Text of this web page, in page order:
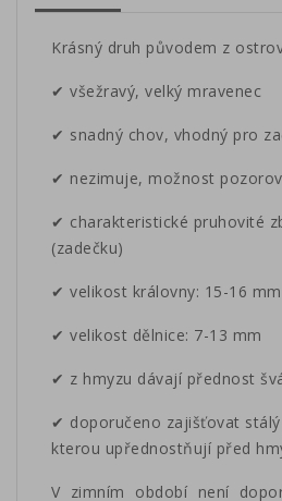
Krásný druh původem z
✔ všežravý, velký mravenec
✔ snadný chov, vhodný pro
✔ nezimuje, možnost
✔ charakteristické pruhovité
(zadečku)
✔ velikost královny: 15-16 mm
✔ velikost dělnice: 7-13 mm
✔ z hmyzu dávají přednost
✔ doporučeno zajišťovat
kterou upřednostňují před
V zimním období není